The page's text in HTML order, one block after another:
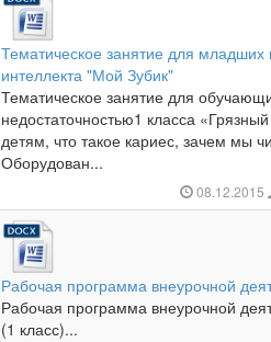
Тематическое занятие для
интеллекта "Мой Зубик"
Тематическое занятие для
недостаточностью1 класса
детям, что такое кариес, зачем мы
Оборудован...
08.12.2015
Рабочая программа внеурочной
Рабочая программа внеурочной
(1 класс)...